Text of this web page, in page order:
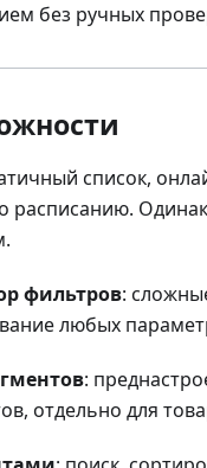
без ручных
список,
расписанию.
фильтров:
любых
:
отдельно для